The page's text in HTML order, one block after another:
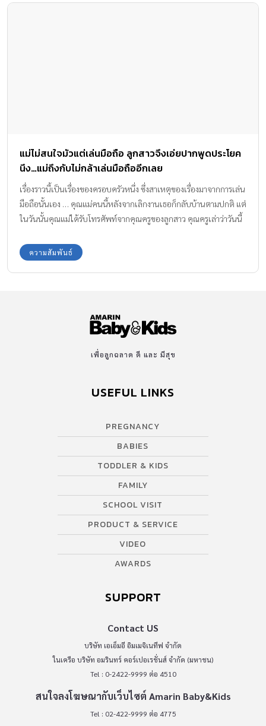
แม่ไม่สนใจมัวแต่เล่นมือถือ ลูกสาวจึงเอ่ยปากพูดประโยค
นึง…แม่ถึงกับไม่กล้าเล่นมือถืออีกเลย
เรื่องราวนี้เป็นเรื่องของครอบครัวหนึ่ง ซึ่งสาเหตุของเรื่องมาจากการเล่น
มือถือนั้นเอง … คุณแม่คนนี้หลังจากเลิกงานเธอก็กลับบ้านตามปกติ แต่
ในวันนั้นคุณแม่ได้รับโทรศัพท์จากคุณครูของลูกสาว คุณครูเล่าว่าวันนี้
คำถามอยู่นั้น ลูกสาวของเธอก็ไม่ตอบ พอถามเหตุผลเธอก็เงียบ นิสัย
ปกติแล้วหนูน้อยจะเป็นเด็กที่เรียบร้อย คุณแม่ก็ไม่ทราบสาเหตุเช่นกัน
ลูกสาวว่า : “ที่คุณครูพูดมา จริงๆแล้วเกิดอะไรขึ้น? ลูกไปทำผิดอะไรมา
หรือเปล่า? แม่รู้ว่าหนูเป็นเด็กดี ไม่เคยดื้อ” ลูกสาวมองแม่ แต่ก็ยังไม่ได้
พูดอะไร เมื่อคุณแม่เห็นว่าลูกสาวยังไม่ตอบอะไร คุณแม่เลยพูดขึ้นมา
คงเงียบไม่ตอบอะไรจนทานข้าวเสร็จ ก็รีบวิ่งไปนั่งดูการ์ตูน คุณแม่เดิน
คุยกันแป๊บหนึ่งได้ไหม” ลูกสาวก็พยักหน้ารับ แต่ตาก็ยังคงดูทีวีอยู่
“วันนี้เกิดอะไรขึ้นที่โรงเรียนหรือเปล่า คุณครูถึงได้โทรมา? หรือหนูมี
เรื่องไม่สบายใจ” คุณแม่ถามด้วยความเป็นห่วงลูกสาว เธอตอบกลับ
คุณแม่ว่า “ค่ะ” แต่ตาก็ยังคงดูทีวีอยู่ แต่ทั้งพ่อและแม่ก็ยังคงเล่นมือถือ
อยู่ เด็กน้อยไม่สนใจกับสิ่งที่แม่พูด ทำให้คุณแม่ทั้งโกรธและเสียใจ
เพราะเธอเป็นคนที่ดูแลลูกสาวมาตลอด และลูกสาวของเธอไม่เคยเป็น
แบบนี้มาก่อน ดูเหมือนกับว่าลูกสาวของเธอไม่อยากคุยกับเธออีกต่อไป
เล่นเกมก็เล่นในมือถือ […]
ความสัมพันธ์
เพื่อลูกฉลาด ดี และ มีสุข
USEFUL LINKS
PREGNANCY
BABIES
TODDLER & KIDS
FAMILY
SCHOOL VISIT
PRODUCT & SERVICE
VIDEO
AWARDS
SUPPORT
Contact US
บริษัท เอเอ็มอี อิมเมจิเนทีฟ จำกัด
ในเครือ บริษัท อมรินทร์ คอร์เปอเรชั่นส์ จำกัด (มหาชน)
Tel : 0-2422-9999 ต่อ 4510
สนใจลงโฆษณากับเว็บไซต์ Amarin Baby&Kids
Tel : 02-422-9999 ต่อ 4775